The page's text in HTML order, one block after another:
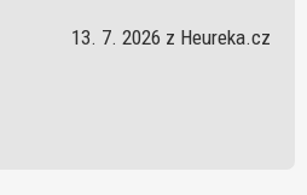
13. 7. 2026 z Heureka.cz